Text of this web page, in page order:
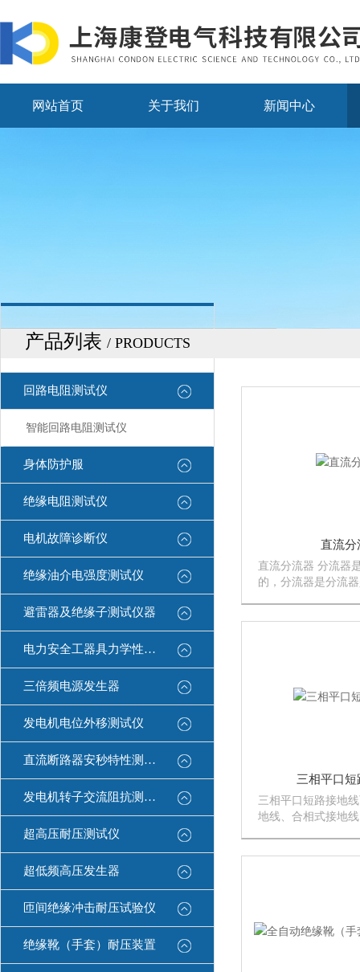
网站首页 关于我们 新闻中心
产品列表 / PRODUCTS
回路电阻测试仪
智能回路电阻测试仪
身体防护服
绝缘电阻测试仪
电机故障诊断仪
绝缘油介电强度测试仪
避雷器及绝缘子测试仪器
电力安全工器具力学性能试验机
三倍频电源发生器
发电机电位外移测试仪
直流断路器安秒特性测试仪
发电机转子交流阻抗测试仪
超高压耐压测试仪
超低频高压发生器
匝间绝缘冲击耐压试验仪
绝缘靴（手套）耐压装置
直流分
直流分流器 分流器
的，分流器是分流
三相平口短
三相平口短路接地
地线、合相式接地